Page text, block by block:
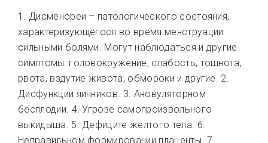
1. Дисменореи – патологического состояния,
характеризующегося во время менструации
сильными болями. Могут наблюдаться и другие
симптомы: головокружение, слабость, тошнота,
рвота, вздутие живота, обмороки и другие. 2.
Дисфункции яичников. 3. Ановуляторном
бесплодии. 4. Угрозе самопроизвольного
выкидыша. 5. Дефиците желтого тела. 6.
Неправильном формировании плаценты. 7.